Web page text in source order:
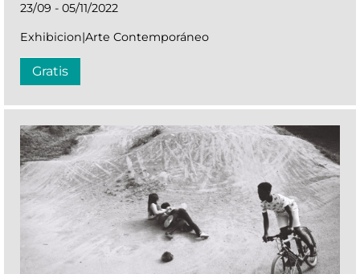
23/09 - 05/11/2022
Exhibicion|Arte Contemporáneo
Gratis